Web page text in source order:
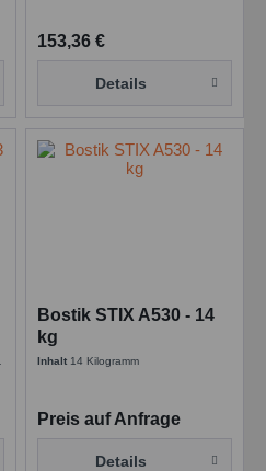
153,36 €
Details
Bostik STIX A530 - 14
kg
Inhalt 14 Kilogramm
Preis auf Anfrage
Details